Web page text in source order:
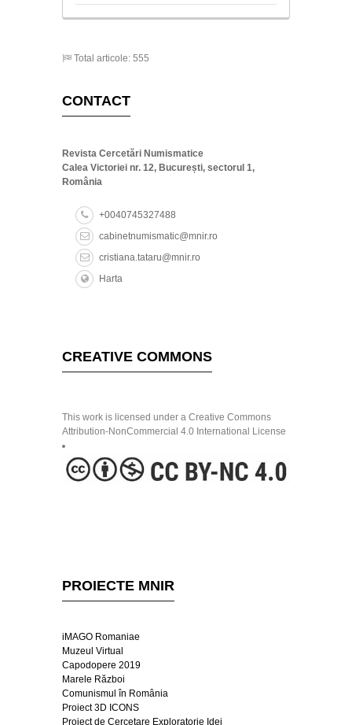
Total articole: 555
CONTACT
Revista Cercetări Numismatice
Calea Victoriei nr. 12, București, sectorul 1,
România
+0040745327488
cabinetnumismatic@mnir.ro
cristiana.tataru@mnir.ro
Harta
CREATIVE COMMONS
This work is licensed under a Creative Commons
Attribution-NonCommercial 4.0 International License
PROIECTE MNIR
iMAGO Romaniae
Muzeul Virtual
Capodopere 2019
Marele Război
Comunismul în România
Proiect 3D ICONS
Proiect de Cercetare Exploratorie Idei